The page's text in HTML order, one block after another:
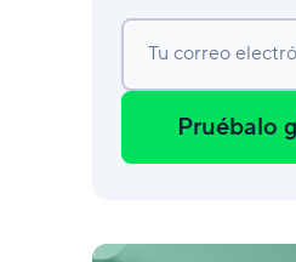
Tu correo
Pruébalo